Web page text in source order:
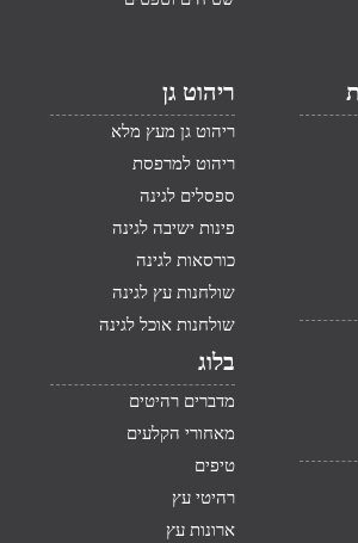
ריהוט גן
ריהוט גן מעץ מלא
ריהוט למרפסת
ספסלים לגינה
פינות ישיבה לגינה
כורסאות לגינה
שולחנות עץ לגינה
שולחנות אוכל לגינה
בלוג
מדברים רהיטים
מאחורי הקלעים
טיפים
רהיטי עץ
ארונות עץ